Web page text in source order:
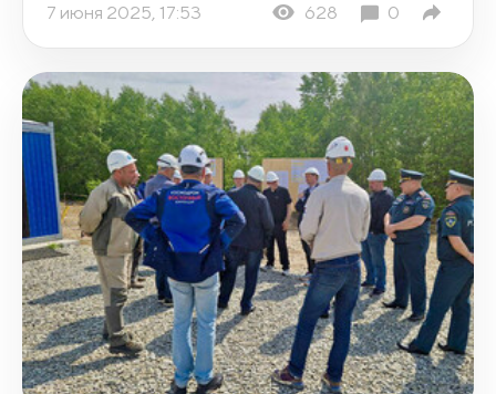
7 июня 2025, 17:53 628 0